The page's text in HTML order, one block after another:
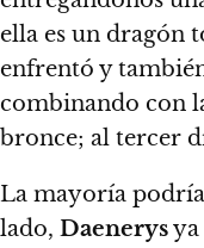
ella es un dragón
enfrentó y
combinando con
bronce; al tercer
La mayoría podría
lado, Daenerysya